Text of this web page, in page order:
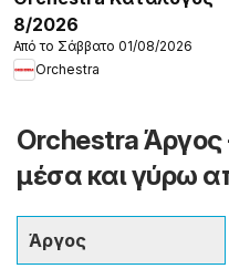
8/2026
Από το Σάββατο 01/08/2026
Orchestra
Orchestra
μέσα και γύρω
Άργος